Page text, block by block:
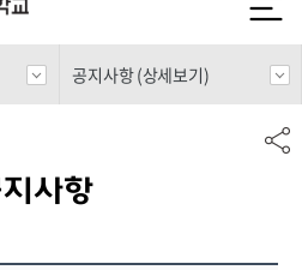
공지사항 (상세보기)
사항